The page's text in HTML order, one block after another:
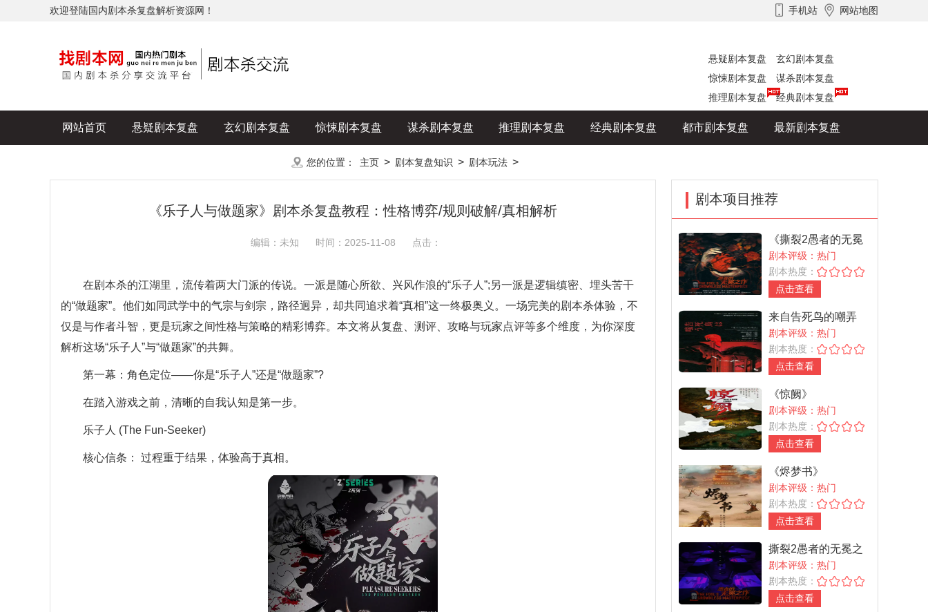
欢迎登陆国内剧本杀复盘解析资源网！ 手机站 网站地图
悬疑剧本复盘
玄幻剧本复盘
惊悚剧本复盘
谋杀剧本复盘
推理剧本复盘
经典剧本复盘
网站首页 悬疑剧本复盘 玄幻剧本复盘 惊悚剧本复盘 谋杀剧本复盘 推理剧本复盘 经典剧本复盘 都市剧本复盘 最新剧本复盘
您的位置： 主页 > 剧本复盘知识 > 剧本玩法 >
《乐子人与做题家》剧本杀复盘教程：性格博弈/规则破解/真相解析
编辑：未知 时间：2025-11-08 点击：
在剧本杀的江湖里，流传着两大门派的传说。一派是随心所欲、兴风作浪的“乐子人”;另一派是逻辑缜密、埋头苦干
的“做题家”。他们如同武学中的气宗与剑宗，路径迥异，却共同追求着“真相”这一终极奥义。一场完美的剧本杀体验，不
仅是与作者斗智，更是玩家之间性格与策略的精彩博弈。本文将从复盘、测评、攻略与玩家点评等多个维度，为你深度
解析这场“乐子人”与“做题家”的共舞。
第一幕：角色定位——你是“乐子人”还是“做题家”?
在踏入游戏之前，清晰的自我认知是第一步。
乐子人 (The Fun-Seeker)
核心信条： 过程重于结果，体验高于真相。
剧本项目推荐
《撕裂2愚者的无冕
之作》
剧本评级：热门
剧本热度：
点击查看
来自告死鸟的嘲弄
剧本评级：热门
剧本热度：
点击查看
《惊阙》
剧本评级：热门
剧本热度：
点击查看
《烬梦书》
剧本评级：热门
剧本热度：
点击查看
撕裂2愚者的无冕之
作
剧本评级：热门
剧本热度：
点击查看